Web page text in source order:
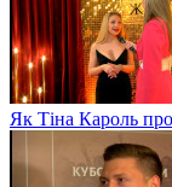
Як Тіна Кароль